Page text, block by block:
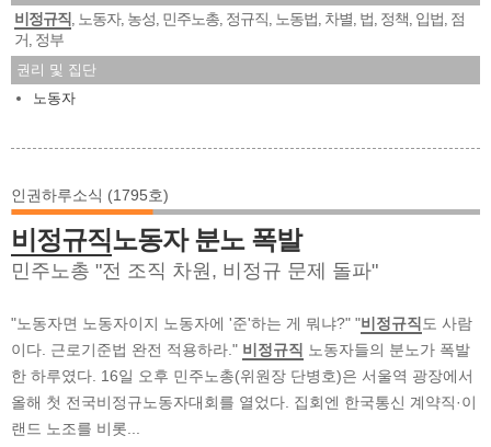
비정규직 노동자, 농성 민주노총 정규직 노동법 차별 법 정책 입법 점
거 정부
권리 및 집단
노동자
인권하루소식 (1795호)
비정규직노동자 분노 폭발
민주노총 "전 조직 차원, 비정규 문제 돌파"
"노동자면 노동자이지 노동자에 '준'하는 게 뭐냐?" "비정규직 도 사람
이다. 근로기준법 완전 적용하라." 비정규직 노동자들의 분노가 폭발
한 하루였다. 16일 오후 민주노총(위원장 단병호)은 서울역 광장에서
올해 첫 전국비정규노동자대회를 열었다. 집회엔 한국통신 계약직·이
랜드 노조를 비롯...